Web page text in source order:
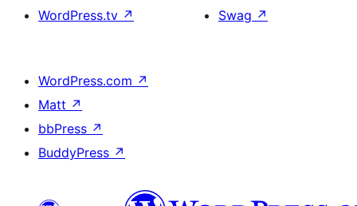
WordPress.tv ↗
Swag ↗
WordPress.com ↗
Matt ↗
bbPress ↗
BuddyPress ↗